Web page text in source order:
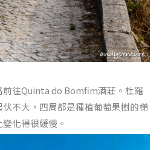
前往Quinta do Bomfim酒莊。杜羅
不大，四周都是種植葡萄果樹的梯
化得很緩慢。